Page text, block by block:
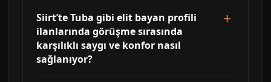
Siirt’te Tuba gibi elit bayan profili
ilanlarında görüşme sırasında
karşılıklı saygı ve konfor nasıl
sağlanıyor?